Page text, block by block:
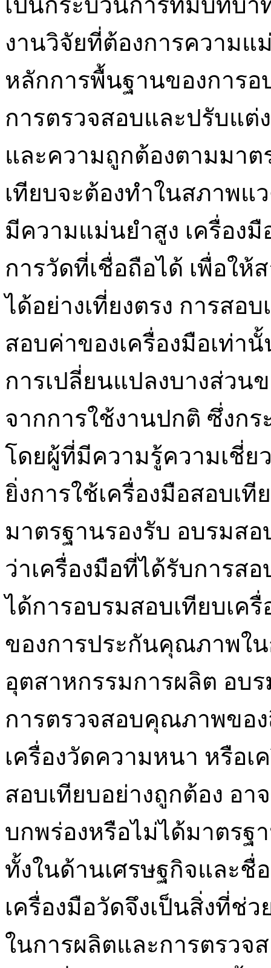
งานวิจัยที่ต้องการความแ
หลักการพื้นฐานของการอ
การตรวจสอบและปรับแต่
และความถูกต้องตามมา
เทียบจะต้องทำในสภาพ
มีความแม่นยำสูง เครื่อง
การวัดที่เชื่อถือได้ เพื่อให้
ได้อย่างเที่ยงตรง การสอ
สอบค่าของเครื่องมือเท่า
การเปลี่ยนแปลงบางส่วน
จากการใช้งานปกติ ซึ่งก
โดยผู้ที่มีความรู้ความเชี่ย
ยิ่งการใช้เครื่องมือสอบเ
มาตรฐานรองรับ อบรมสอ
ว่าเครื่องมือที่ได้รับการส
ได้การอบรมสอบเทียบเค
ของการประกันคุณภาพใ
อุตสาหกรรมการผลิต อบ
การตรวจสอบคุณภาพขอ
เครื่องวัดความหนา หรือ
สอบเทียบอย่างถูกต้อง อ
บกพร่องหรือไม่ได้มาตรฐ
ทั้งในด้านเศรษฐกิจและชื่
เครื่องมือวัดจึงเป็นสิ่งที่ช่
ในการผลิตและการตรวจ